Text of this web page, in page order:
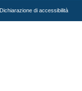
Dichiarazione di accessibilità